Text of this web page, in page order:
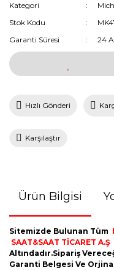
Kategori
Stok Kodu
Garanti Süresi
24
Hızlı Gönderi
Karşılaştır
Ürün Bilgisi
Sitemizde Bulunan Tüm
SAAT&SAAT TİCARET A.Ş
Altındadır.Sipariş
Garanti Belgesi Ve